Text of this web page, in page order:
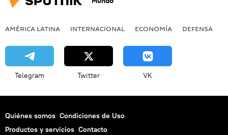
AMÉRICA LATINA INTERNACIONAL ECONOMÍA DEFENSA
Telegram Twitter VK
Quiénes somos Condiciones de Uso
Productos y servicios Contacto